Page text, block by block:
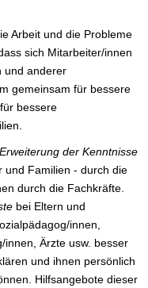
Arbeit und die Probleme
sich Mitarbeiter/innen
und anderer
gemeinsam für bessere
bessere
Erweiterung der Kenntnisse
und Familien - durch die
durch die Fachkräfte.
bei Eltern und
innen,
innen, Ärzte usw. besser
und ihnen persönlich
Hilfsangebote dieser